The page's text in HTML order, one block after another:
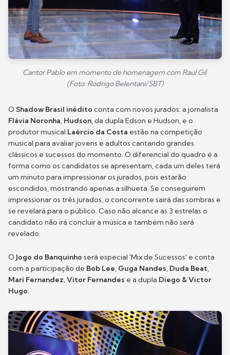
Cantor Pablo em momento de homenagem com Raul Gil
(Foto: Rodrigo Belentani/SBT)
O Shadow Brasil inédito conta com novos jurados: a jornalista
Flávia Noronha, Hudson, da dupla Edson e Hudson, e o
produtor musical Laércio da Costa estão na competição
musical para avaliar jovens e adultos cantando grandes
clássicos e sucessos do momento. O diferencial do quadro é a
forma como os candidatos se apresentam, cada um deles terá
um minuto para impressionar os jurados, pois estarão
escondidos, mostrando apenas a silhueta. Se conseguirem
impressionar os três jurados, o concorrente sairá das sombras e
se revelará para o público. Caso não alcance as 3 estrelas o
candidato não irá concluir a música e também não será
revelado.
O Jogo do Banquinho será especial 'Mix de Sucessos' e conta
com a participação de Bob Lee, Guga Nandes, Duda Beat,
Mari Fernandez,Vitor Fernandes e a dupla Diego & Victor
Hugo.